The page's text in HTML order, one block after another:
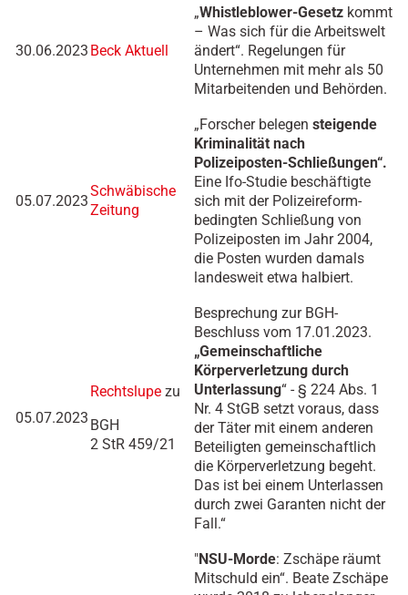
30.06.2023 Beck Aktuell
„Whistleblower-Gesetz kommt
– Was sich für die Arbeitswelt
ändert“. Regelungen für
Unternehmen mit mehr als 50
Mitarbeitenden und Behörden.
05.07.2023
Schwäbische
Zeitung
„Forscher belegen steigende
Kriminalität nach
Polizeiposten-Schließungen“.
Eine Ifo-Studie beschäftigte
sich mit der Polizeireform-
bedingten Schließung von
Polizeiposten im Jahr 2004,
die Posten wurden damals
landesweit etwa halbiert.
05.07.2023
Rechtslupe zu
BGH
2 StR 459/21
Besprechung zur BGH-
Beschluss vom 17.01.2023.
„Gemeinschaftliche
Körperverletzung durch
Unterlassung“ - § 224 Abs. 1
Nr. 4 StGB setzt voraus, dass
der Täter mit einem anderen
Beteiligten gemeinschaftlich
die Körperverletzung begeht.
Das ist bei einem Unterlassen
durch zwei Garanten nicht der
Fall.“
"NSU-Morde: Zschäpe räumt
Mitschuld ein“. Beate Zschäpe